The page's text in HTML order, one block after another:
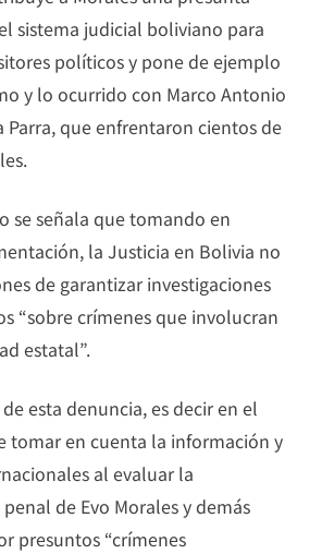
sistema judicial boliviano para
políticos y pone de ejemplo
y lo ocurrido con Marco Antonio
Parra, que enfrentaron cientos de
se señala que tomando en
la Justicia en Bolivia no
de garantizar investigaciones
“sobre crímenes que involucran
estatal”.
esta denuncia, es decir en el
tomar en cuenta la información y
al evaluar la
de Evo Morales y demás
presuntos “crímenes